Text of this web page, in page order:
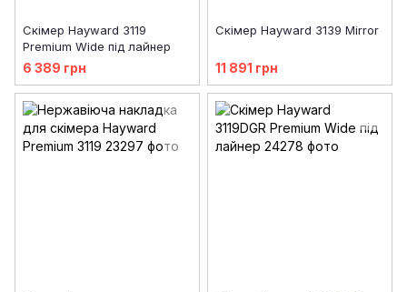
Скімер Hayward 3119
Premium Wide під лайнер
6 389 грн
Скімер Hayward 3139 Mirror
11 891 грн